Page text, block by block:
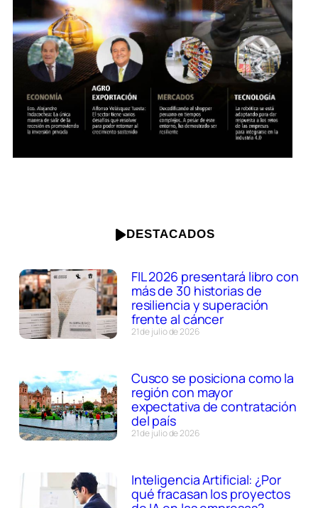
DESTACADOS
FIL 2026 presentará libro con
más de 30 historias de
resiliencia y superación
frente al cáncer
21 de julio de 2026
Cusco se posiciona como la
región con mayor
expectativa de contratación
del país
21 de julio de 2026
Inteligencia Artificial: ¿Por
qué fracasan los proyectos